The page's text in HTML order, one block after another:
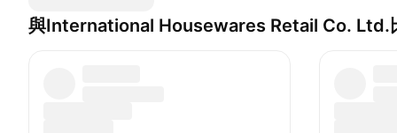
與International Housewares Retail Co. Ltd.